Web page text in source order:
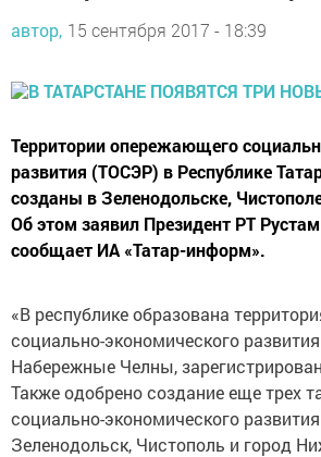
автор, 15 сентября 2017 - 18:39
Территории опережающего
развития (ТОСЭР) в Республике
созданы в Зеленодольске,
Об этом заявил Президент РТ
сообщает ИА «Татар-информ».
«В республике образована
социально-экономического
Набережные Челны,
Также одобрено создание еще трех
социально-экономического
Зеленодольск, Чистополь и город